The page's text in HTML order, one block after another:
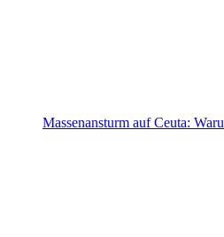
Massenansturm auf Ceuta: